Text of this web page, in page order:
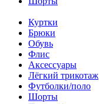
Куртки
Брюки
Обувь
Флис
Аксессуары
Лёгкий трикотаж
Футболки/поло
Шорты